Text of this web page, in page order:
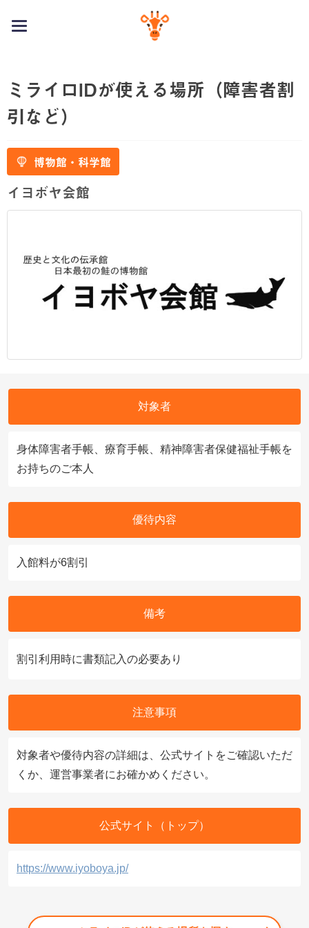
toggle
ミライロIDが使える場所（障害者割
引など）
博物館・科学館
イヨボヤ会館
対象者
身体障害者手帳、療育手帳、精神障害者保健福祉手帳を
お持ちのご本人
優待内容
入館料が6割引
備考
割引利用時に書類記入の必要あり
注意事項
対象者や優待内容の詳細は、公式サイトをご確認いただ
くか、運営事業者にお確かめください。
公式サイト（トップ）
https://www.iyoboya.jp/